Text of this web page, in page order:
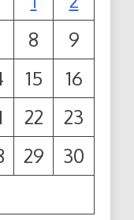
8
9
15
16
22
23
29
30